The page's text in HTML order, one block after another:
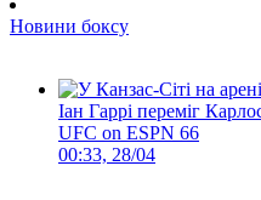
Новини боксу
Іан Гаррі переміг
UFC on ESPN 66
00:33, 28/04